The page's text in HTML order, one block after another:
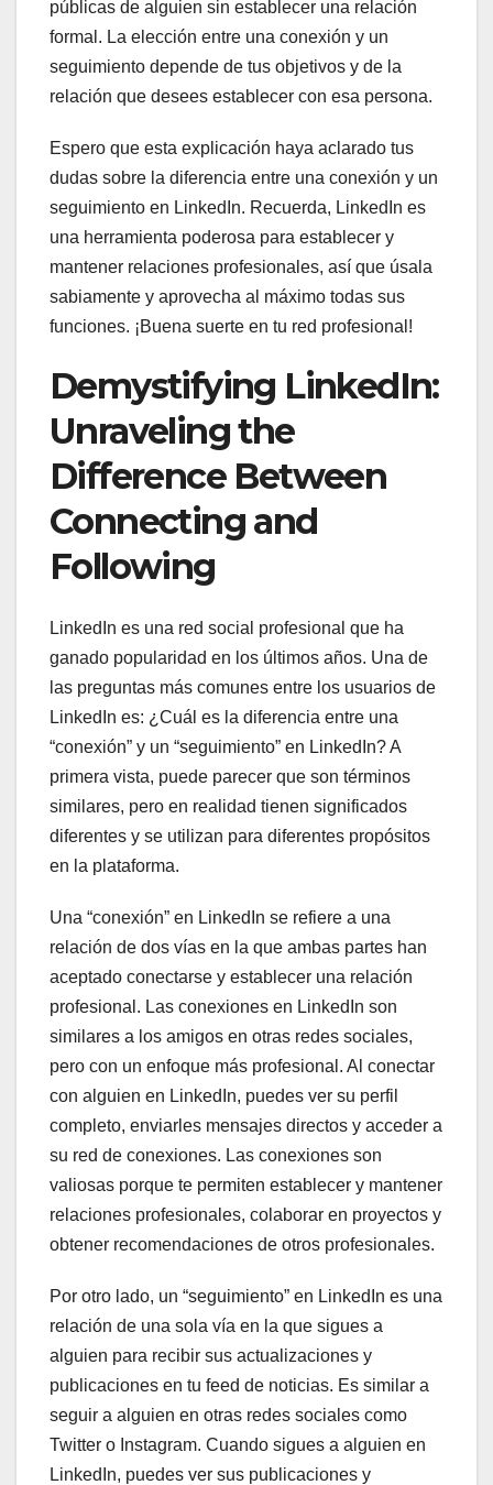
públicas de alguien sin establecer una relación
formal. La elección entre una conexión y un
seguimiento depende de tus objetivos y de la
relación que desees establecer con esa persona.
Espero que esta explicación haya aclarado tus
dudas sobre la diferencia entre una conexión y un
seguimiento en LinkedIn. Recuerda, LinkedIn es
una herramienta poderosa para establecer y
mantener relaciones profesionales, así que úsala
sabiamente y aprovecha al máximo todas sus
funciones. ¡Buena suerte en tu red profesional!
Demystifying LinkedIn:
Unraveling the
Difference Between
Connecting and
Following
LinkedIn es una red social profesional que ha
ganado popularidad en los últimos años. Una de
las preguntas más comunes entre los usuarios de
LinkedIn es: ¿Cuál es la diferencia entre una
“conexión” y un “seguimiento” en LinkedIn? A
primera vista, puede parecer que son términos
similares, pero en realidad tienen significados
diferentes y se utilizan para diferentes propósitos
en la plataforma.
Una “conexión” en LinkedIn se refiere a una
relación de dos vías en la que ambas partes han
aceptado conectarse y establecer una relación
profesional. Las conexiones en LinkedIn son
similares a los amigos en otras redes sociales,
pero con un enfoque más profesional. Al conectar
con alguien en LinkedIn, puedes ver su perfil
completo, enviarles mensajes directos y acceder a
su red de conexiones. Las conexiones son
valiosas porque te permiten establecer y mantener
relaciones profesionales, colaborar en proyectos y
obtener recomendaciones de otros profesionales.
Por otro lado, un “seguimiento” en LinkedIn es una
relación de una sola vía en la que sigues a
alguien para recibir sus actualizaciones y
publicaciones en tu feed de noticias. Es similar a
seguir a alguien en otras redes sociales como
Twitter o Instagram. Cuando sigues a alguien en
LinkedIn, puedes ver sus publicaciones y